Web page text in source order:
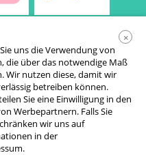
×
uns die Verwendung von
die über das notwendige Maß
Wir nutzen diese, damit wir
betreiben können.
Sie eine Einwilligung in den
Werbepartnern. Falls Sie
wir uns auf
in der
.